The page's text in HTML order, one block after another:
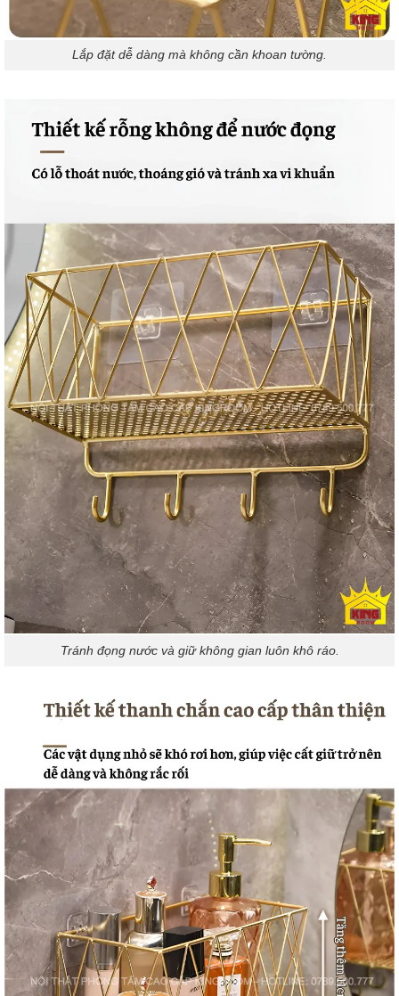
Lắp đặt dễ dàng mà không cần khoan tường.
Tránh đọng nước và giữ không gian luôn khô ráo.